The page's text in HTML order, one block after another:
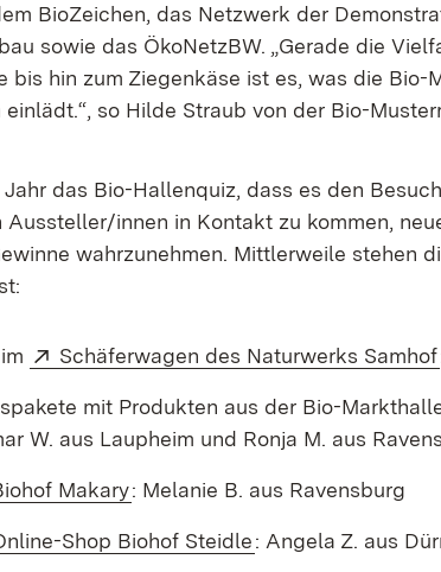
BioZeichen, das Netzwerk der
sowie das ÖkoNetzBW. „Gerade die
bis hin zum Ziegenkäse ist es, was die Bio-
einlädt.“, so Hilde Straub von der Bio-
das Bio-Hallenquiz, dass es den
innen in Kontakt zu kommen,
wahrzunehmen. Mittlerweile stehen
Extern:
Schäferwagen des Naturwerks Samhof
mit Produkten aus der Bio-
W. aus Laupheim und Ronja M. aus
Makary(Öffnet in neuem Fenster)
: Melanie B. aus Ravensburg
Shop Biohof Steidle(Öffnet in neuem
: Angela Z. aus